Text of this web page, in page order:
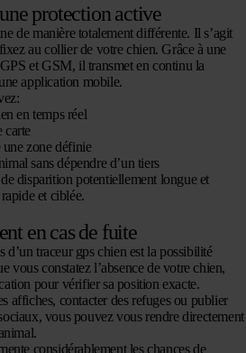
protection active
de manière totalement différente. Il s’agit
au collier de votre chien. Grâce à une
et GSM, il transmet en continu la
application mobile.
en temps réel
carte
une zone définie
sans dépendre d’un tiers
disparition potentiellement longue et
et ciblée.
en cas de fuite
d’un traceur gps chien est la possibilité
vous constatez l’absence de votre chien,
pour vérifier sa position exacte.
affiches, contacter des refuges ou publier
vous pouvez vous rendre directement
considérablement les chances de